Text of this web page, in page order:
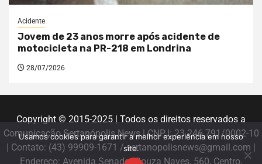
Acidente
Jovem de 23 anos morre após acidente de
motocicleta na PR-218 em Londrina
28/07/2026
Copyright © 2015-2025 | Todos os direitos reservados a
Comunicação Sertanópolis News | CNPJ: 23.246.791/0002-10
| Contato: (43) 99909-1671 / sertanopolisnews@gmail.com |
Endereço: Avenida Senador Souza Naves, 560, Centro,
Usamos cookies para garantir a melhor experiência em nosso
site.